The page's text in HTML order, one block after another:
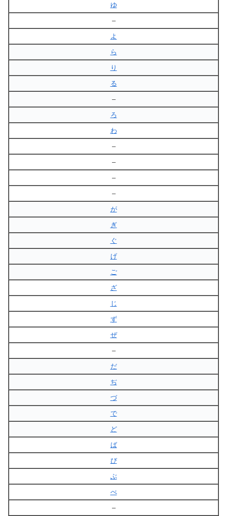
ゆ
–
よ
ら
り
る
–
ろ
わ
–
–
–
–
が
ぎ
ぐ
げ
ご
ざ
じ
ず
ぜ
–
だ
ぢ
づ
で
ど
ば
び
ぶ
べ
–